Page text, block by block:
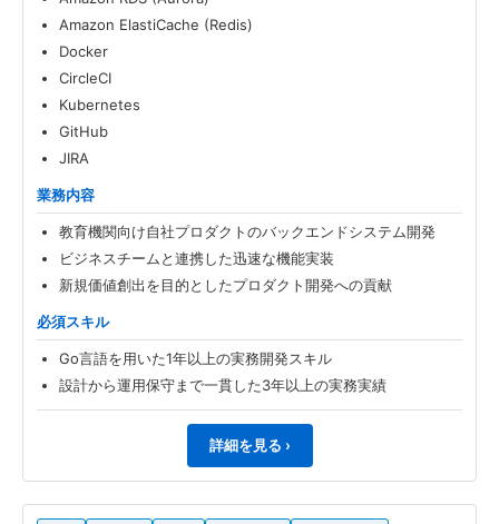
Amazon ElastiCache (Redis)
Docker
CircleCI
Kubernetes
GitHub
JIRA
業務内容
教育機関向け自社プロダクトのバックエンドシステム開発
ビジネスチームと連携した迅速な機能実装
新規価値創出を目的としたプロダクト開発への貢献
必須スキル
Go言語を用いた1年以上の実務開発スキル
設計から運用保守まで一貫した3年以上の実務実績
詳細を見る ›